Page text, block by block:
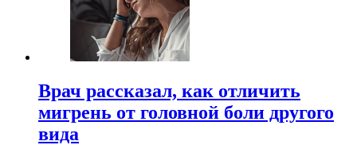
Врач рассказал, как отличить
мигрень от головной боли другого
вида